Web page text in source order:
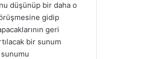
düşünüp bir daha o
gidip
geri
bir sunum